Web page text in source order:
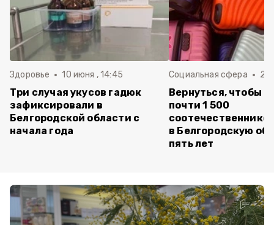
Здоровье 10 июня , 14:45
Три случая укусов гадюк
зафиксировали в
Белгородской области с
начала года
Социальная сфера 20
Вернуться, чтобы
почти 1 500
в Белгородскую
пять лет